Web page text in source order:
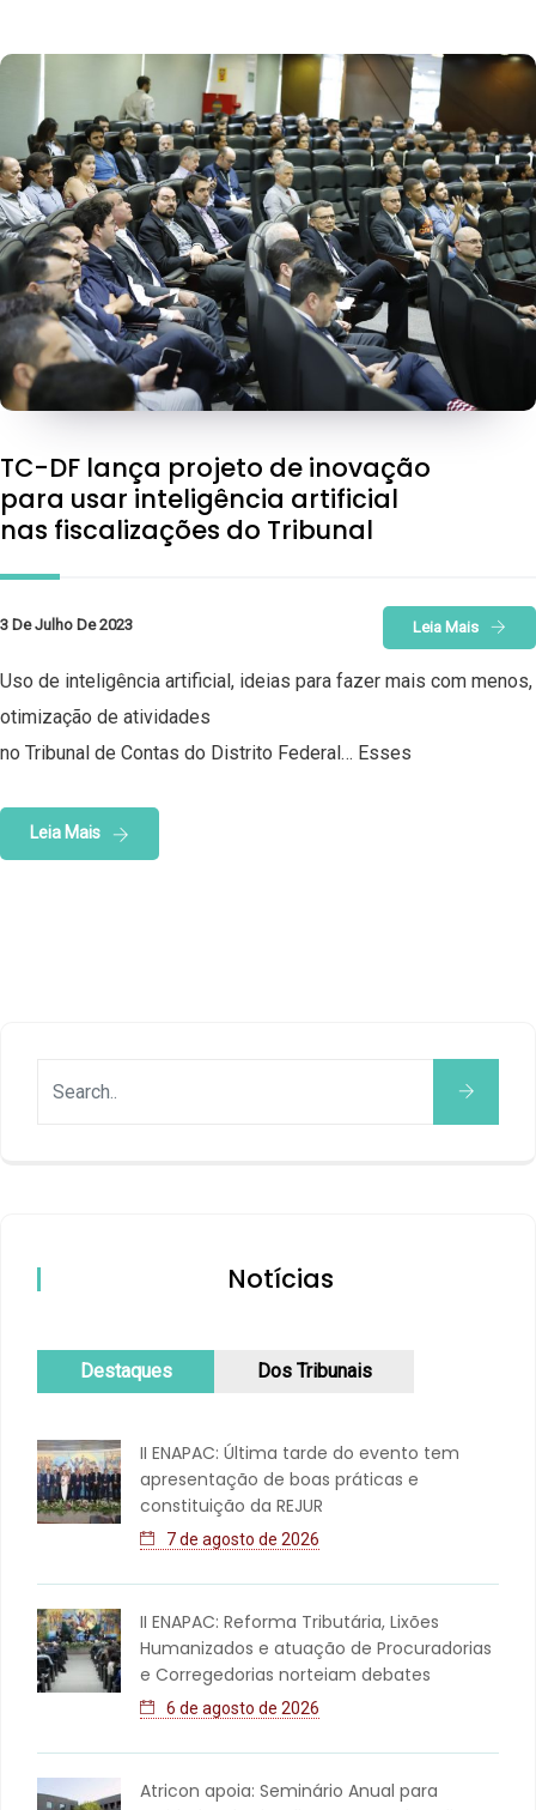
TC-DF lança projeto de inovação
para usar inteligência artificial
nas fiscalizações do Tribunal
3 De Julho De 2023 Leia Mais
Uso de inteligência artificial, ideias para fazer mais com menos,
otimização de atividades
no Tribunal de Contas do Distrito Federal… Esses
Leia Mais
Notícias
Destaques Dos Tribunais
II ENAPAC: Última tarde do evento tem
apresentação de boas práticas e
constituição da REJUR
7 de agosto de 2026
II ENAPAC: Reforma Tributária, Lixões
Humanizados e atuação de Procuradorias
e Corregedorias norteiam debates
6 de agosto de 2026
Atricon apoia: Seminário Anual para